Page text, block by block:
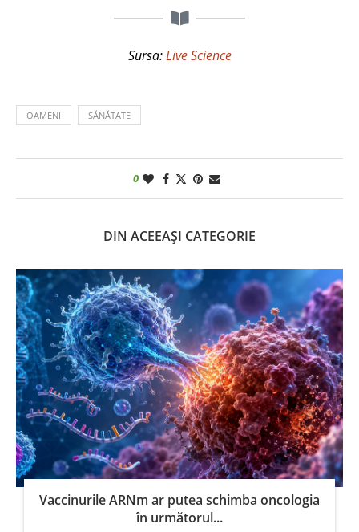
Sursa:Live Science
OAMENI SĂNĂTATE
0
DIN ACEEAȘI CATEGORIE
Vaccinurile ARNm ar putea schimba oncologia
în următorul...